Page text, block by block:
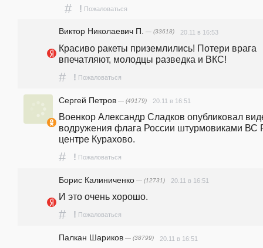
# ! Пожаловаться
Виктор Николаевич П. — (33618) 20.11 в 16:53
Красиво ракеты приземлились! Потери врага
впечатляют, молодцы разведка и ВКС!
# ! Пожаловаться
Сергей Петров — (49179) 20.11 в 16:51
Военкор Александр Сладков опубликовал
водружения флага России штурмовиками ВС
центре Курахово.
# ! Пожаловаться
Борис Калиниченко — (12731) 20.11 в 16:51
И это очень хорошо.
# ! Пожаловаться
Палкан Шариков — (38799) 20.11 в 16:51